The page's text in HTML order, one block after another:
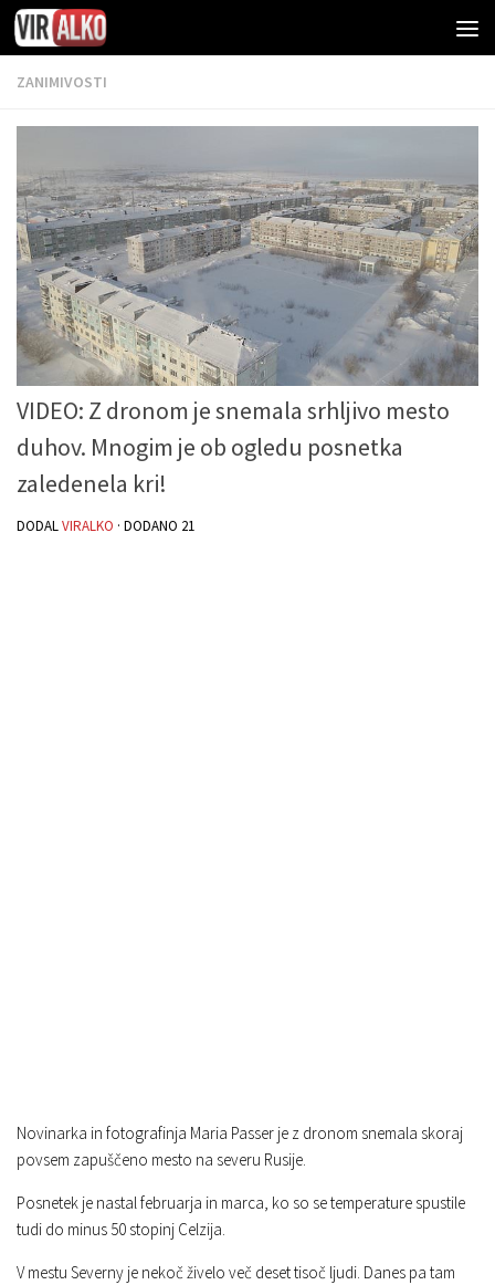
ZANIMIVOSTI
VIDEO: Z dronom je snemala srhljivo mesto
duhov. Mnogim je ob ogledu posnetka
zaledenela kri!
DODALVIRALKO · DODANO 21
Novinarka in fotografinja Maria Passer je z dronom snemala skoraj
povsem zapuščeno mesto na severu Rusije.
Posnetek je nastal februarja in marca, ko so se temperature spustile
tudi do minus 50 stopinj Celzija.
V mestu Severny je nekoč živelo več deset tisoč ljudi. Danes pa tam